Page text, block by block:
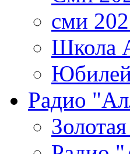
сми
Школа
Радио